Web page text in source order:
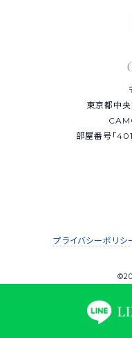
東京都中
部屋番号「401
プライバシーポリシ